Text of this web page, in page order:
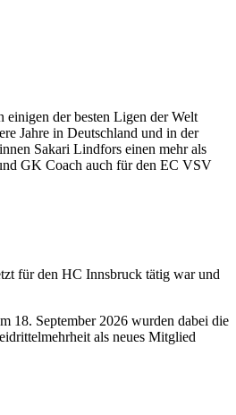
der besten Ligen der Welt
Jahre in Deutschland und in der
Sakari Lindfors einen mehr als
GK Coach auch für den EC VSV
für den HC Innsbruck tätig war und
18. September 2026 wurden dabei die
als neues Mitglied